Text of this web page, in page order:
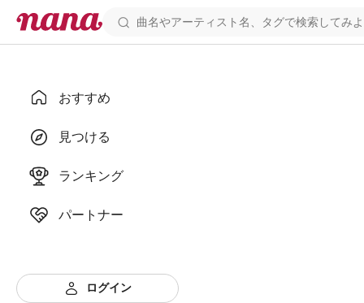
おすすめ
見つける
ランキング
パートナー
ログイン